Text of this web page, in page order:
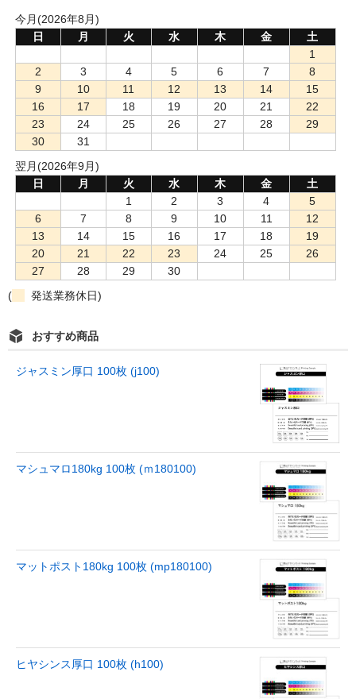
今月(2026年8月)
日
月 火 水 木 金
土
1
2
3 4 5 6 7
8
9
10 11 12 13 14
15
16
17 18 19 20 21
22
23
24 25 26 27 28
29
30
31
翌月(2026年9月)
日
月 火 水 木 金
土
1
2 3 4
5
6
7 8 9 10 11
12
13
14 15 16 17 18
19
20
21 22 23 24 25
26
27
28 29
30
(
発送業務休日)
おすすめ商品
ジャスミン厚口 100枚 (j100)
マシュマロ180kg 100枚 (ｍ180100)
マットポスト180kg 100枚 (mp180100)
ヒヤシンス厚口 100枚 (h100)